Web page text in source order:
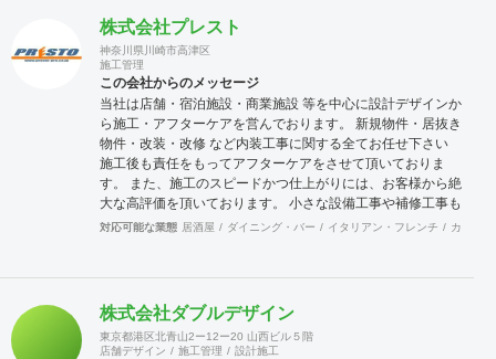
株式会社プレスト
神奈川県川崎市高津区
施工管理
この会社からのメッセージ
当社は店舗・宿泊施設・商業施設 等を中心に設計デザインか
ら施工・アフターケアを営んでおります。 新規物件・居抜き
物件・改装・改修 など内装工事に関する全てお任せ下さい
施工後も責任をもってアフターケアをさせて頂いておりま
す。 また、施工のスピードかつ仕上がりには、お客様から絶
大な高評価を頂いております。 小さな設備工事や補修工事も
迅速にご対応致しますので、困った事が有ったら先ずは当社
対応可能な業態 居酒屋 ダイニング・バー イタリアン・フレンチ カフェ
株式会社ダブルデザイン
東京都港区北青山2ー12ー20 山西ビル５階
店舗デザイン
施工管理
設計施工